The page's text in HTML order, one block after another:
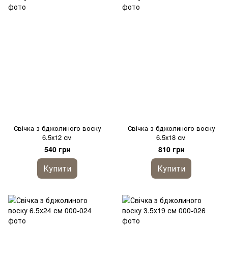
Свічка з бджолиного воску
6.5х12 см
540 грн
Купити
Свічка з бджолиного воску
6.5х18 см
810 грн
Купити